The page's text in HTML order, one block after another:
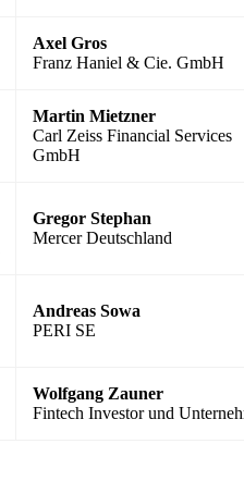
Axel Gros
Franz Haniel & Cie. GmbH
Martin Mietzner
Carl Zeiss Financial Services
GmbH
Gregor Stephan
Mercer Deutschland
Andreas Sowa
PERI SE
Wolfgang Zauner
Fintech Investor und